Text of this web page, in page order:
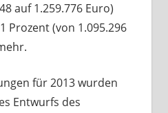
auf 1.259.776 Euro)
Prozent (von 1.095.296
für 2013 wurden
Entwurfs des